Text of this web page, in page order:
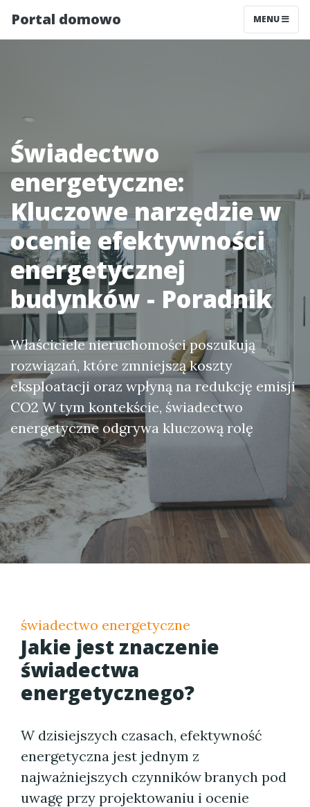
Portal domowo MENU
Świadectwo
energetyczne:
Kluczowe narzędzie w
ocenie efektywności
energetycznej
budynków - Poradnik
Właściciele nieruchomości poszukują
rozwiązań, które zmniejszą koszty
eksploatacji oraz wpłyną na redukcję emisji
CO2 W tym kontekście, świadectwo
energetyczne odgrywa kluczową rolę
świadectwo energetyczne
Jakie jest znaczenie
świadectwa
energetycznego?
W dzisiejszych czasach, efektywność
energetyczna jest jednym z
najważniejszych czynników branych pod
uwagę przy projektowaniu i ocenie